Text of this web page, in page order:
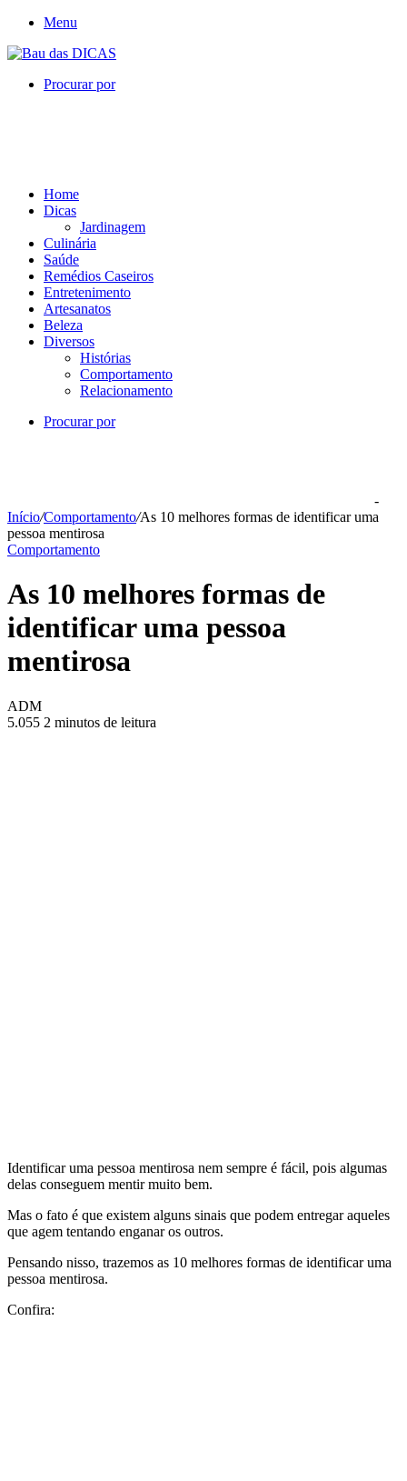
Menu
Procurar por
Home
Dicas
Jardinagem
Culinária
Saúde
Remédios Caseiros
Entretenimento
Artesanatos
Beleza
Diversos
Histórias
Comportamento
Relacionamento
Procurar por
-
Início/Comportamento/As 10 melhores formas de identificar uma
pessoa mentirosa
Comportamento
As 10 melhores formas de
identificar uma pessoa
mentirosa
ADM
5.055 2 minutos de leitura
Identificar uma pessoa mentirosa nem sempre é fácil, pois algumas
delas conseguem mentir muito bem.
Mas o fato é que existem alguns sinais que podem entregar aqueles
que agem tentando enganar os outros.
Pensando nisso, trazemos as 10 melhores formas de identificar uma
pessoa mentirosa.
Confira: